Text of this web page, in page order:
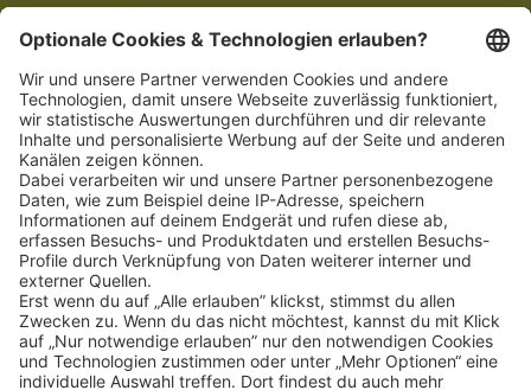
Schnellzugriff
ZAHLUNGSMETHODEN
SOCIAL
NEWSLETTER
BESUCHEN SIE UNS